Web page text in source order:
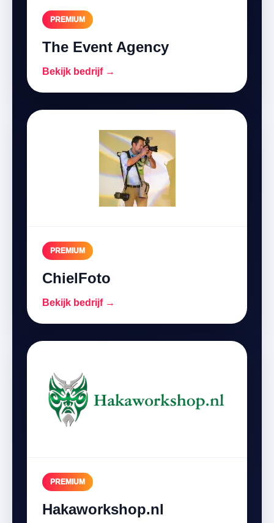
PREMIUM
The Event Agency
Bekijk bedrijf →
PREMIUM
ChielFoto
Bekijk bedrijf →
PREMIUM
Hakaworkshop.nl